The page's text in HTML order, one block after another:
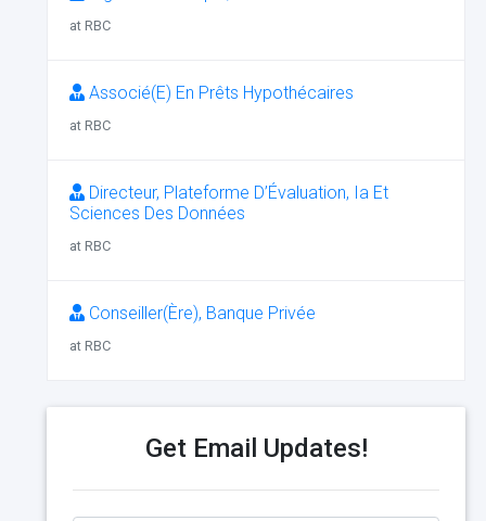
at RBC
Associé(E) En Prêts Hypothécaires
at RBC
Directeur, Plateforme D’Évaluation, Ia Et
Sciences Des Données
at RBC
Conseiller(Ère), Banque Privée
at RBC
Get Email Updates!